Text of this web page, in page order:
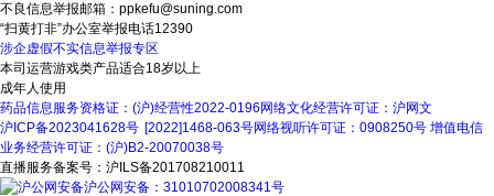
不良信息举报邮箱：ppkefu@suning.com
“扫黄打非”办公室举报电话12390
涉企虚假不实信息举报专区
本司运营游戏类产品适合18岁以上
成年人使用
药品信息服务资格证：(沪)经营性2022-0196 网络文化经营许可证：沪网文
[2022]1468-063号
沪ICP备2023041628号 网络视听许可证：0908250号 增值电信
业务经营许可证：(沪)B2-20070038号
直播服务备案号：沪ILS备201708210011
沪公网安备：31010702008341号